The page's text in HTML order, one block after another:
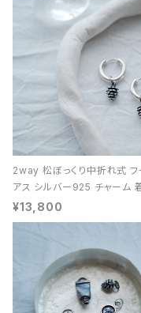
2way 松ぼっくり中折れ式 フ
アス シルバー925 チャーム
能 レディース ユニセックス
¥13,800